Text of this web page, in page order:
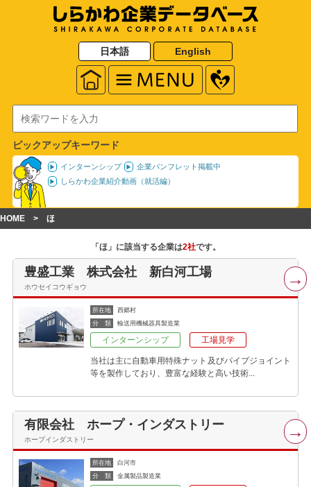
日本語 English
ピックアップキーワード
インターンシップ
企業パンフレット掲載中
しらかわ企業紹介動画（就活編）
HOME ほ
「ほ」に該当する企業は2社です。
豊盛工業 株式会社 新白河工場
ホウセイコウギョウ
所在地
西郷村
分 類
輸送用機械器具製造業
インターンシップ 工場見学
当社は主に自動車用特殊ナット及びパイプジョイント
等を製作しており、豊富な経験と高い技術...
有限会社 ホープ・インダストリー
ホープインダストリー
所在地
白河市
分 類
金属製品製造業